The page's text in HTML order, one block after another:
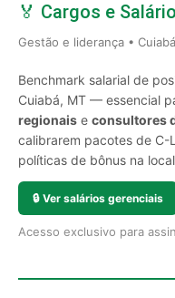
🏅 Cargos e
Gestão e liderança •
Benchmark salarial de
Cuiabá, MT — essencial
regionais e consultores
calibrarem pacotes de C-
políticas de bônus na
🔒 Ver salários gerenciais
Acesso exclusivo para